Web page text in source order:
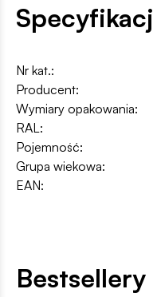
Nr kat.:
Producent:
Wymiary opakowania:
RAL:
Pojemność:
Grupa wiekowa:
EAN: